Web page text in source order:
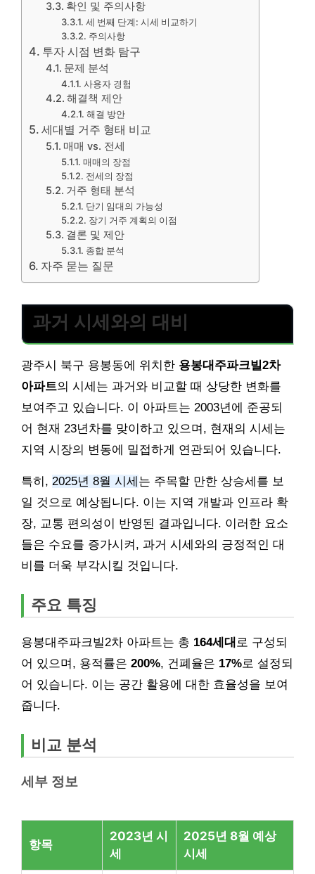
확인 및 주의사항
세 번째 단계: 시세 비교하기
주의사항
투자 시점 변화 탐구
문제 분석
사용자 경험
해결책 제안
해결 방안
세대별 거주 형태 비교
매매 vs. 전세
매매의 장점
전세의 장점
거주 형태 분석
단기 임대의 가능성
장기 거주 계획의 이점
결론 및 제안
종합 분석
자주 묻는 질문
과거 시세와의 대비
광주시 북구 용봉동에 위치한 용봉대주파크빌2차
아파트의 시세는 과거와 비교할 때 상당한 변화를
보여주고 있습니다. 이 아파트는 2003년에 준공되
어 현재 23년차를 맞이하고 있으며, 현재의 시세는
지역 시장의 변동에 밀접하게 연관되어 있습니다.
특히, 2025년 8월 시세 는 주목할 만한 상승세를 보
일 것으로 예상됩니다. 이는 지역 개발과 인프라 확
장, 교통 편의성이 반영된 결과입니다. 이러한 요소
들은 수요를 증가시켜, 과거 시세와의 긍정적인 대
비를 더욱 부각시킬 것입니다.
주요 특징
용봉대주파크빌2차 아파트는 총 164세대 로 구성되
어 있으며, 용적률은 200%, 건폐율은 17%로 설정되
어 있습니다. 이는 공간 활용에 대한 효율성을 보여
줍니다.
비교 분석
세부 정보
항목
2023년 시
세
2025년 8월 예상
시세